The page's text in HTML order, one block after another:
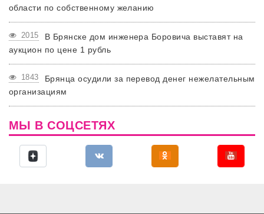
области по собственному желанию
2015
В Брянске дом инженера Боровича выставят на
аукцион по цене 1 рубль
1843
Брянца осудили за перевод денег нежелательным
организациям
МЫ В СОЦСЕТЯХ